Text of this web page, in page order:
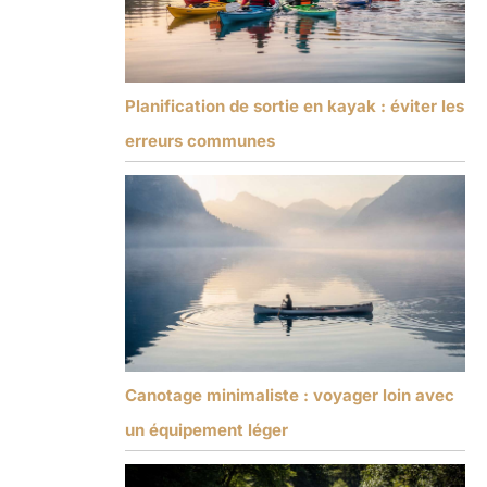
Planification de sortie en kayak : éviter les
erreurs communes
Canotage minimaliste : voyager loin avec
un équipement léger